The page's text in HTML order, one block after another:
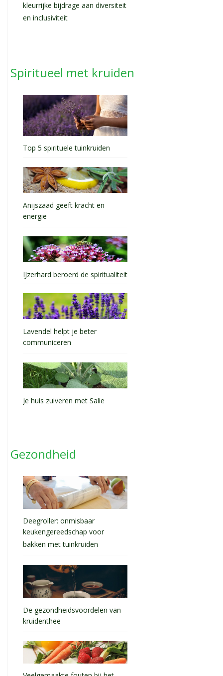
kleurrijke bijdrage aan diversiteit
en inclusiviteit
Spiritueel met kruiden
Top 5 spirituele tuinkruiden
Anijszaad geeft kracht en
energie
IJzerhard beroerd de spiritualiteit
Lavendel helpt je beter
communiceren
Je huis zuiveren met Salie
Gezondheid
Deegroller: onmisbaar
keukengereedschap voor
bakken met tuinkruiden
De gezondheidsvoordelen van
kruidenthee